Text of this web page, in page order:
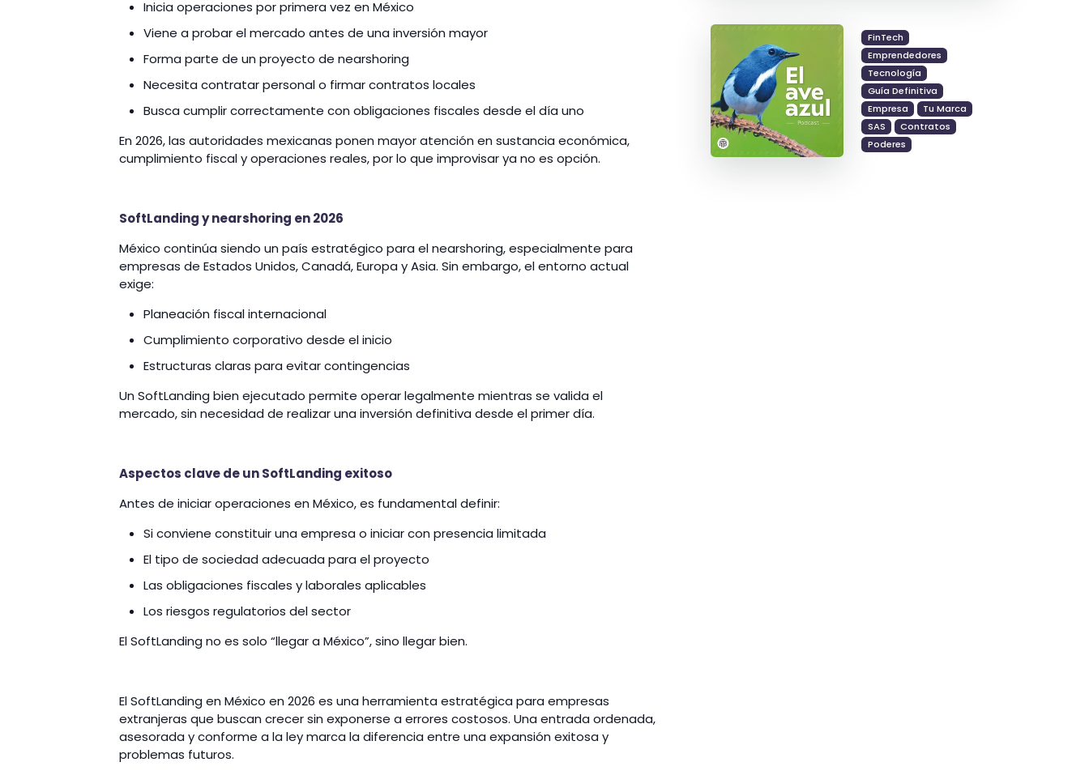
Inicia operaciones por primera vez en México
Viene a probar el mercado antes de una inversión mayor
Forma parte de un proyecto de nearshoring
Necesita contratar personal o firmar contratos locales
Busca cumplir correctamente con obligaciones fiscales desde el día uno
En 2026, las autoridades mexicanas ponen mayor atención en sustancia económica,
cumplimiento fiscal y operaciones reales, por lo que improvisar ya no es opción.
SoftLanding y nearshoring en 2026
México continúa siendo un país estratégico para el nearshoring, especialmente para
empresas de Estados Unidos, Canadá, Europa y Asia. Sin embargo, el entorno actual
exige:
Planeación fiscal internacional
Cumplimiento corporativo desde el inicio
Estructuras claras para evitar contingencias
Un SoftLanding bien ejecutado permite operar legalmente mientras se valida el
mercado, sin necesidad de realizar una inversión definitiva desde el primer día.
Aspectos clave de un SoftLanding exitoso
Antes de iniciar operaciones en México, es fundamental definir:
Si conviene constituir una empresa o iniciar con presencia limitada
El tipo de sociedad adecuada para el proyecto
Las obligaciones fiscales y laborales aplicables
Los riesgos regulatorios del sector
El SoftLanding no es solo “llegar a México”, sino llegar bien.
El SoftLanding en México en 2026 es una herramienta estratégica para empresas
extranjeras que buscan crecer sin exponerse a errores costosos. Una entrada ordenada,
asesorada y conforme a la ley marca la diferencia entre una expansión exitosa y
problemas futuros.
FinTech
Emprendedores
Tecnología
Guía Definitiva
Empresa
Tu Marca
SAS
Contratos
Poderes